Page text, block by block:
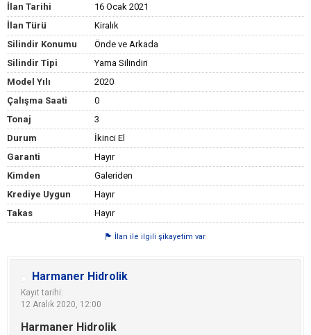
İlan Tarihi
16 Ocak 2021
İlan Türü
Kiralık
Silindir Konumu
Önde ve Arkada
Silindir Tipi
Yama Silindiri
Model Yılı
2020
Çalışma Saati
0
Tonaj
3
Durum
İkinci El
Garanti
Hayır
Kimden
Galeriden
Krediye Uygun
Hayır
Takas
Hayır
İlan ile ilgili şikayetim var
Harmaner Hidrolik
Kayıt tarihi:
12 Aralık 2020, 12:00
Harmaner Hidrolik